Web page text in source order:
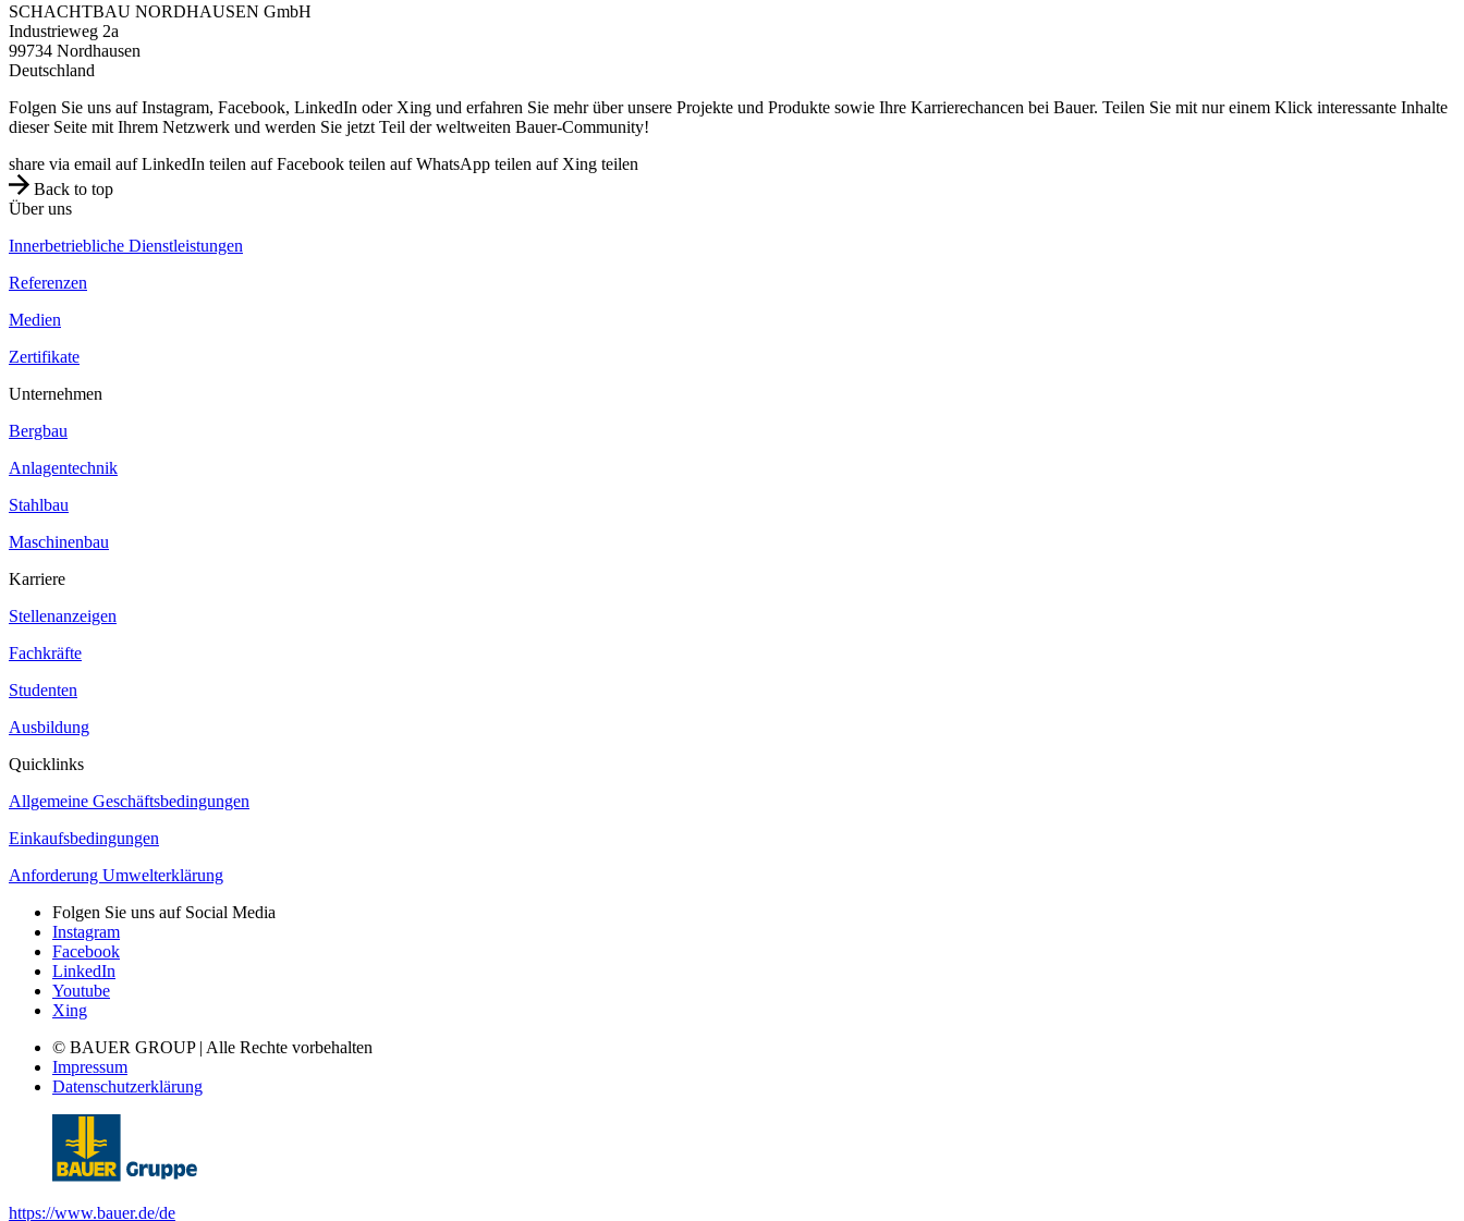
SCHACHTBAU NORDHAUSEN GmbH
Industrieweg 2a
99734 Nordhausen
Deutschland
Folgen Sie uns auf Instagram, Facebook, LinkedIn oder Xing und erfahren Sie mehr über unsere Projekte und Produkte sowie Ihre Karrierechancen bei Bauer. Teilen Sie mit nur einem Klick interessante Inhalte
dieser Seite mit Ihrem Netzwerk und werden Sie jetzt Teil der weltweiten Bauer-Community!
share via email auf LinkedIn teilen auf Facebook teilen auf WhatsApp teilen auf Xing teilen
Back to top
Über uns
Innerbetriebliche Dienstleistungen
Referenzen
Medien
Zertifikate
Unternehmen
Bergbau
Anlagentechnik
Stahlbau
Maschinenbau
Karriere
Stellenanzeigen
Fachkräfte
Studenten
Ausbildung
Quicklinks
Allgemeine Geschäftsbedingungen
Einkaufsbedingungen
Anforderung Umwelterklärung
Folgen Sie uns auf Social Media
Instagram
Facebook
LinkedIn
Youtube
Xing
© BAUER GROUP | Alle Rechte vorbehalten
Impressum
Datenschutzerklärung
https://www.bauer.de/de